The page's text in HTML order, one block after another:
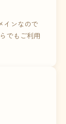
インなので
でもご利用